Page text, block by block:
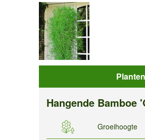
Hangende Bamboe
Groeihoogte